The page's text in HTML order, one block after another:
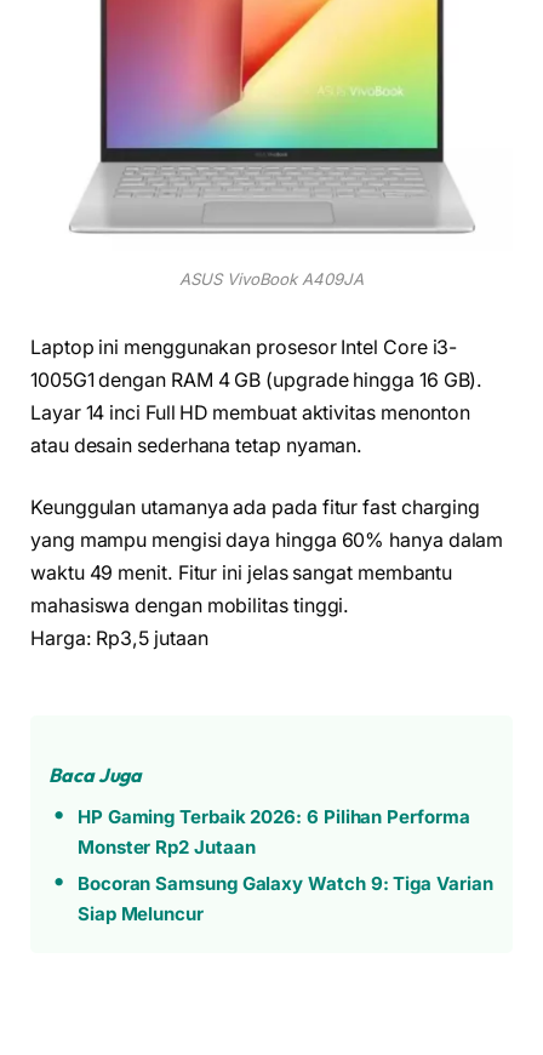
ASUS VivoBook A409JA
Laptop ini menggunakan prosesor Intel Core i3-
1005G1 dengan RAM 4 GB (upgrade hingga 16 GB).
Layar 14 inci Full HD membuat aktivitas menonton
atau desain sederhana tetap nyaman.
Keunggulan utamanya ada pada fitur fast charging
yang mampu mengisi daya hingga 60% hanya dalam
waktu 49 menit. Fitur ini jelas sangat membantu
mahasiswa dengan mobilitas tinggi.
Harga: Rp3,5 jutaan
Baca Juga
HP Gaming Terbaik 2026: 6 Pilihan Performa
Monster Rp2 Jutaan
Bocoran Samsung Galaxy Watch 9: Tiga Varian
Siap Meluncur